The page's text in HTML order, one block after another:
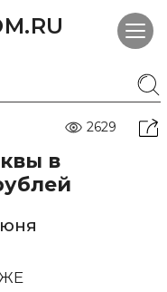
2629
в